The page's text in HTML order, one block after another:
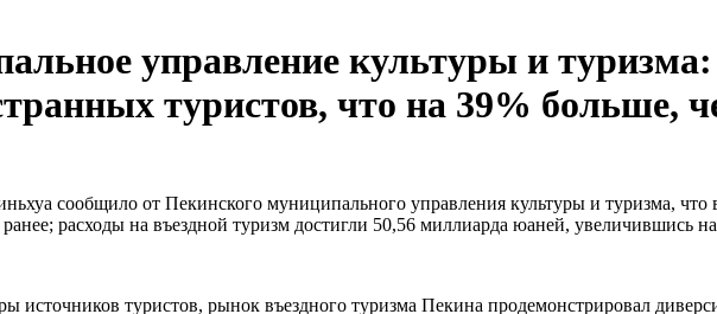
управление культуры и
туристов, что на 39% больше,
сообщило от Пекинского муниципального управления культуры и туризма,
расходы на въездной туризм достигли 50,56 миллиарда юаней, увеличившись
источников туристов, рынок въездного туризма Пекина продемонстрировал